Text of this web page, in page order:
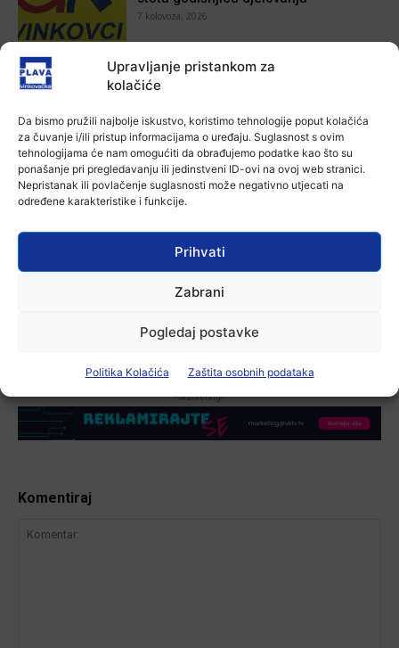
Upravljanje pristankom za
kolačiće
Da bismo pružili najbolje iskustvo, koristimo tehnologije poput kolačića
za čuvanje i/ili pristup informacijama o uređaju. Suglasnost s ovim
tehnologijama će nam omogućiti da obrađujemo podatke kao što su
ponašanje pri pregledavanju ili jedinstveni ID-ovi na ovoj web stranici.
Nepristanak ili povlačenje suglasnosti može negativno utjecati na
određene karakteristike i funkcije.
Prihvati
Zabrani
Pogledaj postavke
Politika Kolačića Zaštita osobnih podataka
7 kolovoza, 2026
Aktualno
Za dva tjedna započinje još jedna
7 kolovoza, 2026
Aktualno
U Županji održana Ljetna škola magije
7 kolovoza, 2026
plovidba na Dunavu
-Marketing-
Komentiraj